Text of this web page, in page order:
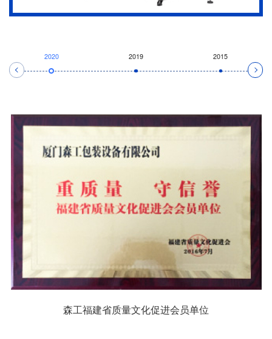
2020 2019 2015
森工福建省质量文化促进会员单位